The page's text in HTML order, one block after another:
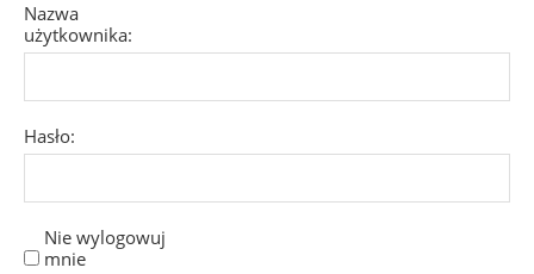
Nazwa
użytkownika:
Hasło:
Nie wylogowuj
mnie